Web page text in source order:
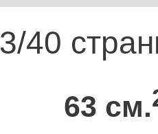
3/40
63 см.